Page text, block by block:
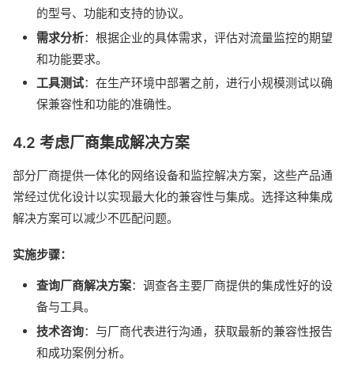
的型号、功能和支持的协议。
需求分析：根据企业的具体需求，评估对流量监控的期望
和功能要求。
工具测试：在生产环境中部署之前，进行小规模测试以确
保兼容性和功能的准确性。
4.2 考虑厂商集成解决方案
部分厂商提供一体化的网络设备和监控解决方案，这些产品通
常经过优化设计以实现最大化的兼容性与集成。选择这种集成
解决方案可以减少不匹配问题。
实施步骤：
查询厂商解决方案：调查各主要厂商提供的集成性好的设
备与工具。
技术咨询：与厂商代表进行沟通，获取最新的兼容性报告
和成功案例分析。